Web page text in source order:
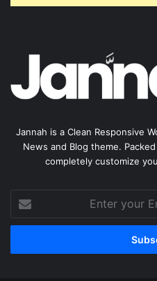
Jannah is a Clean Responsive
News and Blog theme.
completely customize
your
Email